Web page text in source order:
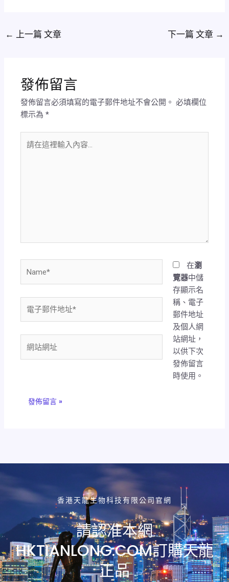
← 上一篇 文章 下一篇 文章 →
發佈留言
發佈留言必須填寫的電子郵件地址不會公開。 必填欄位
標示為*
在
子
地
站
在瀏
覽器中儲
存顯示名
稱、電子
郵件地址
及個人網
站網址，
以供下次
發佈留言
時使用。
香港天龍生物科技有限公司官網
請認准本網
HKTIANLONG.COM訂購天龍
正品